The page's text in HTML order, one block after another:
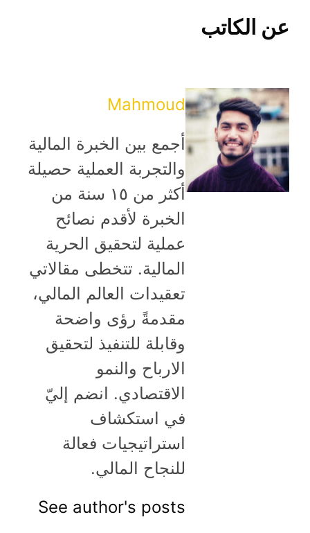
عن الكاتب
Mahmoud
أجمع بين الخبرة المالية
والتجربة العملية حصيلة
أكثر من ١٥ سنة من
الخبرة لأقدم نصائح
عملية لتحقيق الحرية
المالية. تتخطى مقالاتي
تعقيدات العالم المالي،
مقدمةً رؤى واضحة
وقابلة للتنفيذ لتحقيق
الارباح والنمو
الاقتصادي. انضم إليّ
في استكشاف
استراتيجيات فعالة
للنجاح المالي.
See author's posts